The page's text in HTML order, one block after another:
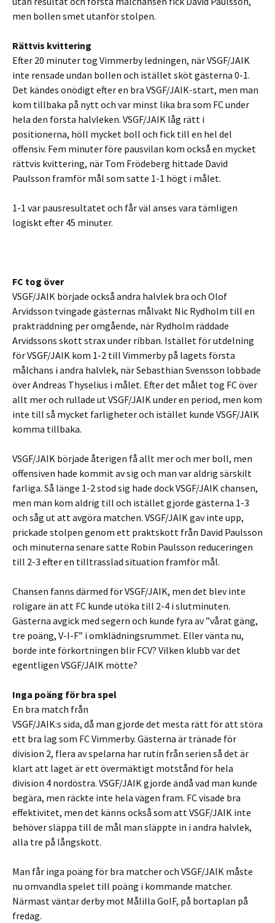
men bollen smet utanför stolpen.
Rättvis kvittering
Efter 20 minuter tog Vimmerby ledningen, när VSGF/JAIK
inte rensade undan bollen och istället sköt gästerna 0-1.
Det kändes onödigt efter en bra VSGF/JAIK-start, men man
kom tillbaka på nytt och var minst lika bra som FC under
hela den första halvleken. VSGF/JAIK låg rätt i
positionerna, höll mycket boll och fick till en hel del
offensiv. Fem minuter före pausvilan kom också en mycket
rättvis kvittering, när Tom Frödeberg hittade David
Paulsson framför mål som satte 1-1 högt i målet.
1-1 var pausresultatet och får väl anses vara tämligen
logiskt efter 45 minuter.
FC tog över
VSGF/JAIK började också andra halvlek bra och Olof
Arvidsson tvingade gästernas målvakt Nic Rydholm till en
prakträddning per omgående, när Rydholm räddade
Arvidssons skott strax under ribban. Istället för utdelning
för VSGF/JAIK kom 1-2 till Vimmerby på lagets första
målchans i andra halvlek, när Sebasthian Svensson lobbade
över Andreas Thyselius i målet. Efter det målet tog FC över
allt mer och rullade ut VSGF/JAIK under en period, men kom
inte till så mycket farligheter och istället kunde VSGF/JAIK
komma tillbaka.
VSGF/JAIK började återigen få allt mer och mer boll, men
offensiven hade kommit av sig och man var aldrig särskilt
farliga. Så länge 1-2 stod sig hade dock VSGF/JAIK chansen,
men man kom aldrig till och istället gjorde gästerna 1-3
och såg ut att avgöra matchen. VSGF/JAIK gav inte upp,
prickade stolpen genom ett praktskott från David Paulsson
och minuterna senare satte Robin Paulsson reduceringen
till 2-3 efter en tilltrasslad situation framför mål.
Chansen fanns därmed för VSGF/JAIK, men det blev inte
roligare än att FC kunde utöka till 2-4 i slutminuten.
Gästerna avgick med segern och kunde fyra av ”vårat gäng,
tre poäng, V-I-F” i omklädningsrummet. Eller vänta nu,
borde inte förkortningen blir FCV? Vilken klubb var det
egentligen VSGF/JAIK mötte?
Inga poäng för bra spel
En bra match från
VSGF/JAIK:s sida, då man gjorde det mesta rätt för att störa
ett bra lag som FC Vimmerby. Gästerna är tränade för
division 2, flera av spelarna har rutin från serien så det är
klart att laget är ett övermäktigt motstånd för hela
division 4 nordöstra. VSGF/JAIK gjorde ändå vad man kunde
begära, men räckte inte hela vägen fram. FC visade bra
effektivitet, men det känns också som att VSGF/JAIK inte
behöver släppa till de mål man släppte in i andra halvlek,
alla tre på långskott.
Man får inga poäng för bra matcher och VSGF/JAIK måste
nu omvandla spelet till poäng i kommande matcher.
Närmast väntar derby mot Målilla GoIF, på bortaplan på
fredag.